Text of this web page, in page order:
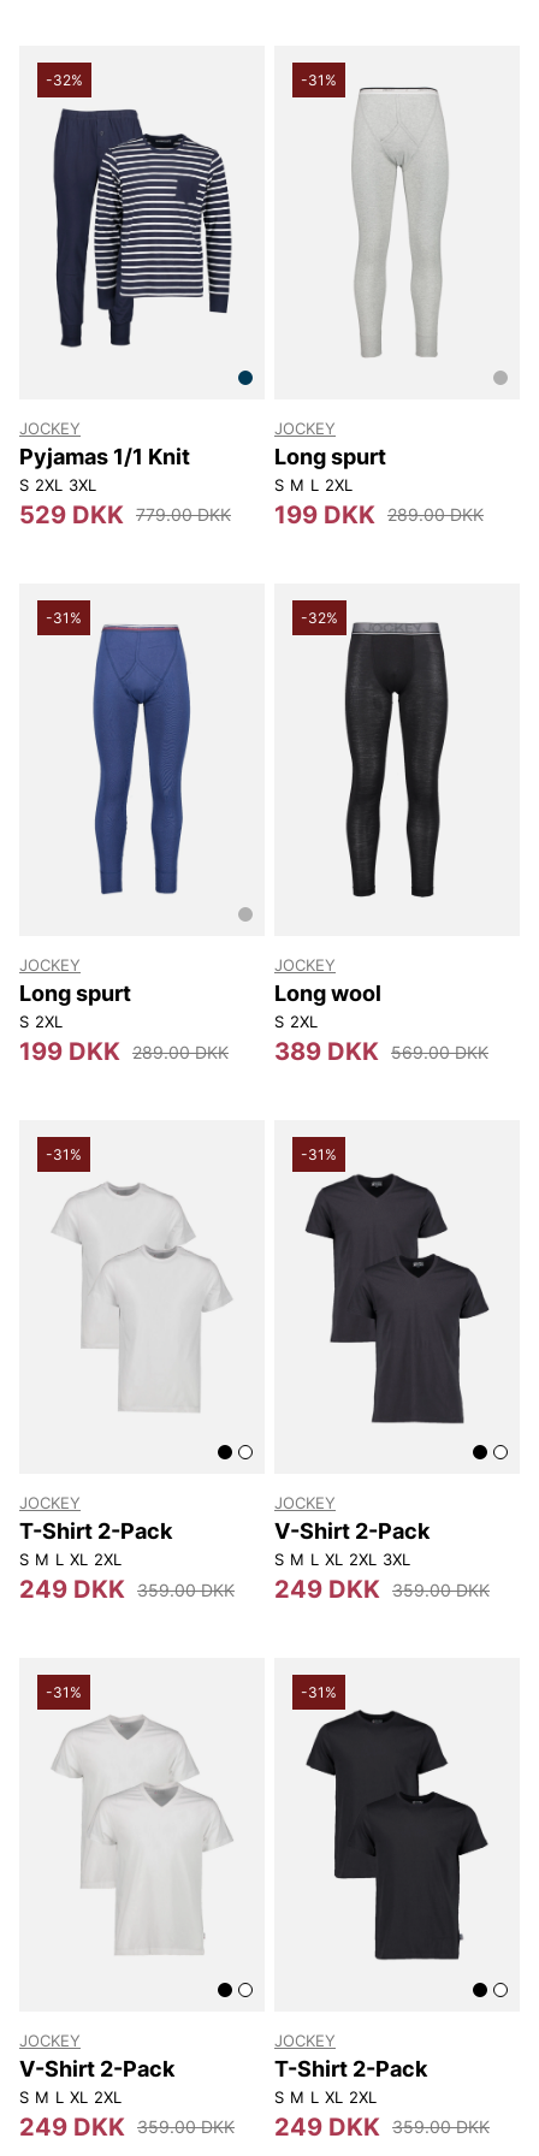
-32%
JOCKEY
Pyjamas 1/1 Knit
S 2XL 3XL
529 DKK 779.00 DKK
-31%
JOCKEY
Long spurt
S M L 2XL
199 DKK 289.00 DKK
-31%
JOCKEY
Long spurt
S 2XL
199 DKK 289.00 DKK
-32%
JOCKEY
Long wool
S 2XL
389 DKK 569.00 DKK
-31%
JOCKEY
T-Shirt 2-Pack
S M L XL 2XL
249 DKK 359.00 DKK
-31%
JOCKEY
V-Shirt 2-Pack
S M L XL 2XL 3XL
249 DKK 359.00 DKK
-31%
JOCKEY
V-Shirt 2-Pack
S M L XL 2XL
249 DKK 359.00 DKK
-31%
JOCKEY
T-Shirt 2-Pack
S M L XL 2XL
249 DKK 359.00 DKK